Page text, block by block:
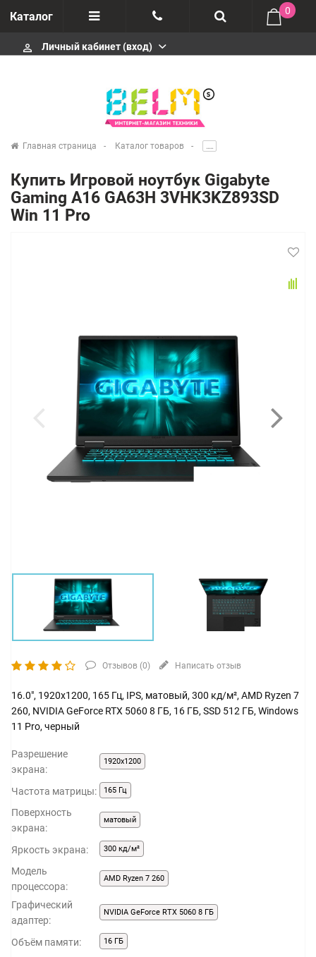
Каталог
Отзывы
Сервисные центры
+74952666992
0
perm_identity Личный кабинет (вход)
Главная страница Каталог товаров .....
Купить Игровой ноутбук Gigabyte
Gaming A16 GA63H 3VHK3KZ893SD
Win 11 Pro
Отзывов (0) Написать отзыв
16.0", 1920x1200, 165 Гц, IPS, матовый, 300 кд/м², AMD Ryzen 7
260, NVIDIA GeForce RTX 5060 8 ГБ, 16 ГБ, SSD 512 ГБ, Windows
11 Pro, черный
Разрешение
экрана:
1920x1200
Частота матрицы: 165 Гц
Поверхность
экрана:
матовый
Яркость экрана: 300 кд/м²
Модель
процессора:
AMD Ryzen 7 260
Графический
адаптер:
NVIDIA GeForce RTX 5060 8 ГБ
Объём памяти: 16 ГБ